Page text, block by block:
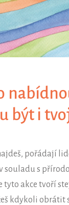
být i
pořádají
souladu s
tyto akce tvoří
kdykoli obrátit